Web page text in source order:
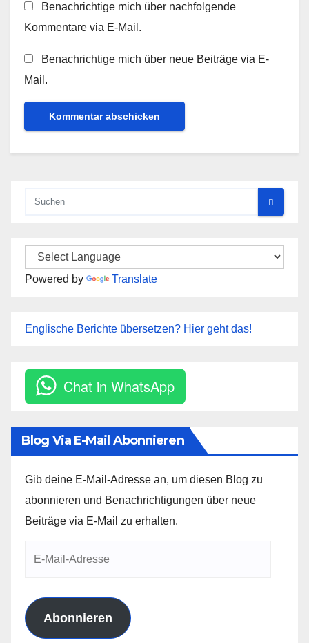
Benachrichtige mich über nachfolgende
Kommentare via E-Mail.
Benachrichtige mich über neue Beiträge via E-
Mail.
Powered by Translate
Englische Berichte übersetzen? Hier geht das!
Chat in WhatsApp
Blog Via E-Mail Abonnieren
Gib deine E-Mail-Adresse an, um diesen Blog zu
abonnieren und Benachrichtigungen über neue
Beiträge via E-Mail zu erhalten.
Abonnieren